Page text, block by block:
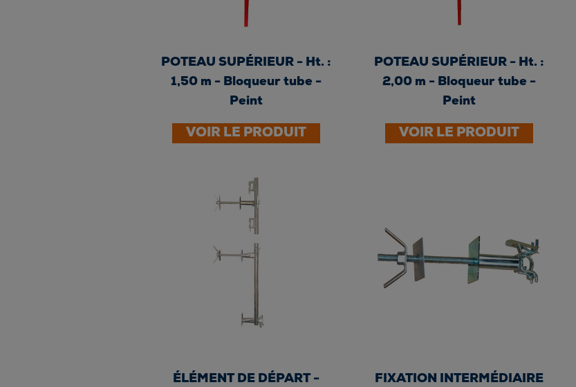
POTEAU SUPÉRIEUR - Ht. :
1,50 m - Bloqueur tube -
Peint
VOIR LE PRODUIT
POTEAU SUPÉRIEUR - Ht. :
2,00 m - Bloqueur tube -
Peint
VOIR LE PRODUIT
ÉLÉMENT DE DÉPART -
FIXATION INTERMÉDIAIRE